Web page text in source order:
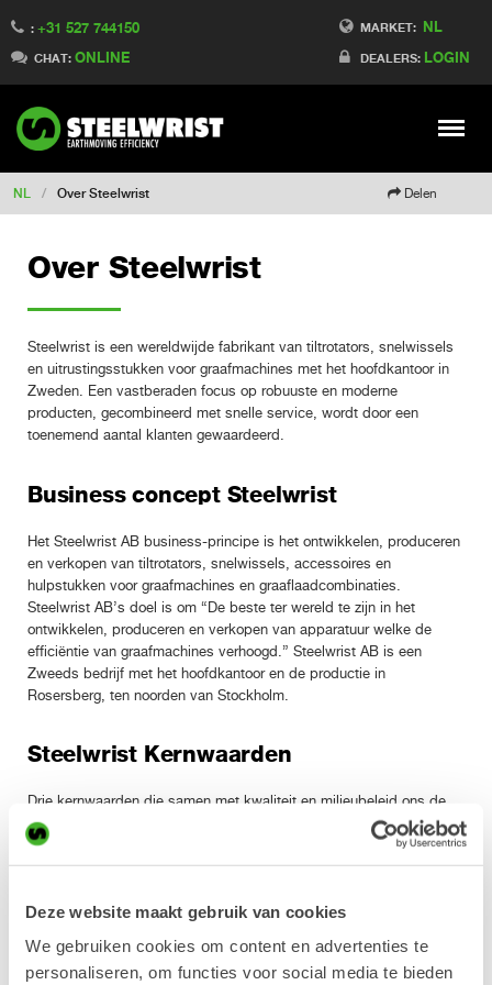
Deze website maakt gebruik van cookies
We gebruiken cookies om content en advertenties te
personaliseren, om functies voor social media te bieden
MARKET: NL
DEALERS: LOGIN
: +31 527 744150
CHAT: ONLINE
Meny
Switch to Finland
Switch to Denmark
Switch to China
Switch to Australia
Change market
NL / Over Steelwrist Delen
Over Steelwrist
Steelwrist is een wereldwijde fabrikant van tiltrotators, snelwissels
en uitrustingsstukken voor graafmachines met het hoofdkantoor in
Zweden. Een vastberaden focus op robuuste en moderne
producten, gecombineerd met snelle service, wordt door een
toenemend aantal klanten gewaardeerd.
Business concept Steelwrist
Het Steelwrist AB business-principe is het ontwikkelen, produceren
en verkopen van tiltrotators, snelwissels, accessoires en
hulpstukken voor graafmachines en graaflaadcombinaties.
Steelwrist AB’s doel is om “De beste ter wereld te zijn in het
ontwikkelen, produceren en verkopen van apparatuur welke de
efficiëntie van graafmachines verhoogd.” Steelwrist AB is een
Zweeds bedrijf met het hoofdkantoor en de productie in
Rosersberg, ten noorden van Stockholm.
Steelwrist Kernwaarden
Drie kernwaarden die samen met kwaliteit en milieubeleid ons de
weg wijzen hoe om te gaan met klanten, dealers, leveranciers en
werknemers.
We zijn responsief en luisteren actief naar onze klanten. We stellen
vragen totdat we begrijpen wat onze klanten bedoelen en proberen
altijd helder te zijn in onze communicatie. In ons dagelijks werk